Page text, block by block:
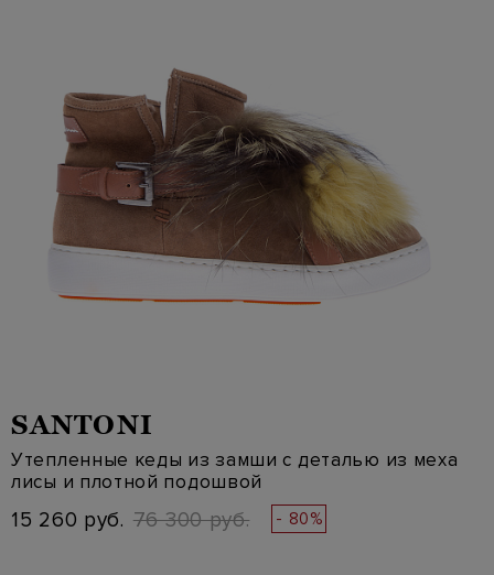
SANTONI
Утепленные кеды из замши с деталью из меха
лисы и плотной подошвой
15 260 руб. 76 300 руб. - 80%